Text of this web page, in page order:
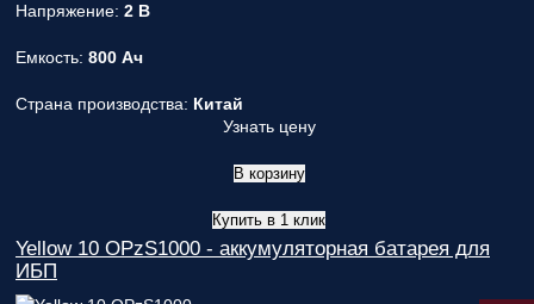
Напряжение: 2 В
Емкость: 800 Ач
Страна производства: Китай
Узнать цену
В корзину
Купить в 1 клик
Yellow 10 OPzS1000 - аккумуляторная батарея для
ИБП